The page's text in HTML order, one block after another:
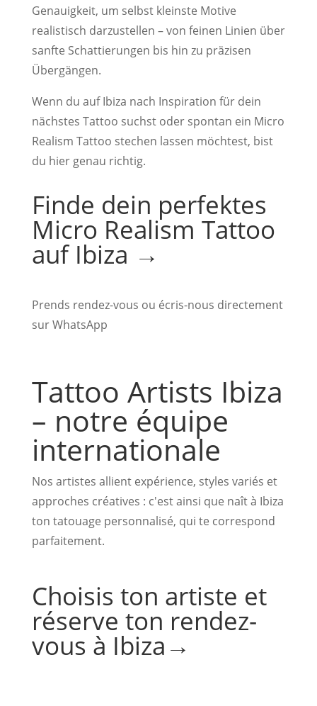
Genauigkeit, um selbst kleinste Motive
realistisch darzustellen – von feinen Linien über
sanfte Schattierungen bis hin zu präzisen
Übergängen.
Wenn du auf Ibiza nach Inspiration für dein
nächstes Tattoo suchst oder spontan ein Micro
Realism Tattoo stechen lassen möchtest, bist
du hier genau richtig.
Finde dein perfektes
Micro Realism Tattoo
auf Ibiza →
Prends rendez-vous ou écris-nous directement
sur WhatsApp
Tattoo Artists Ibiza
– notre équipe
internationale
Nos artistes allient expérience, styles variés et
approches créatives : c'est ainsi que naît à Ibiza
ton tatouage personnalisé, qui te correspond
parfaitement.
Choisis ton artiste et
réserve ton rendez-
vous à Ibiza→